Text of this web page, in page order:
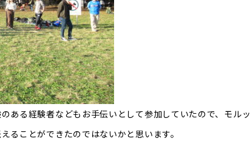
ある経験者などもお手伝いとして参加していたので、モルッ
ることができたのではないかと思います。